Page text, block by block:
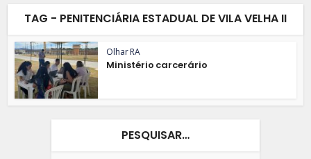
TAG - PENITENCIÁRIA ESTADUAL DE VILA VELHA II
Olhar RA
Ministério carcerário
PESQUISAR…